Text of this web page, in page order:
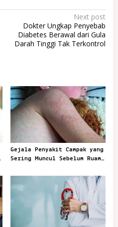
Next post
Dokter Ungkap Penyebab
Diabetes Berawal dari Gula
Darah Tinggi Tak Terkontrol
Gejala Penyakit Campak yang
Sering Muncul Sebelum Ruam